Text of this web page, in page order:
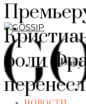
роли